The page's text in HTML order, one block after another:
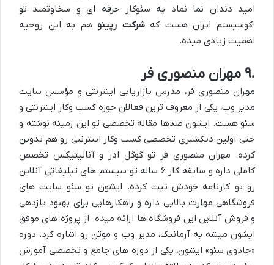
امید دندان نما نماد یه سئوکار حرفه ایو سخاوتمند تو
اکوسیستم ایران هست کهشرکت رپینوهم به این روحیه
اهمیت زیادی میده.
۹. مهران منصوری فر
مهران منصوری فر، مدرس بازاریابی اینترنتی و مؤسس سایت
مدیر وب، یکی از معروف ترین فعالان حوزه کسب وکار اینترنتی و
سئو هست. ایشون صدها مقاله تخصصی تو این زمینه نوشته و
حتی اولین دیکشنری تخصصی کسب وکار اینترنتی رو هم تدوین
کرده. مهران منصوری فر تو گوگل ادز و آنالیتیکس تخصص
کاملی داره و سابقه کار ۶ ساله تو سیستم های تبلیغاتی آنلاین
رو تو کارنامه خودش ثبت کرده. ایشون تو سئو سایت های
فروشگاهی مهارت بالایی داره و راهکارهایی برای بهبود بازدهی
و فروش آنلاین این فروشگاه ها ارائه میده. از پروژه های موفق
ایشون میشه به آرمانیک، مدیر وب و موتن رو اشاره کرد. دوره
«جادوی سئو» ایشون، یکی از دوره های جامع و تخصصی آموزش